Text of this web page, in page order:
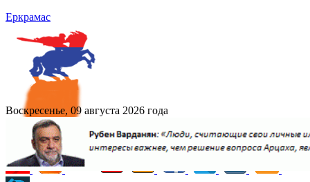
Еркрамас
Воскресенье, 09 августа 2026 года